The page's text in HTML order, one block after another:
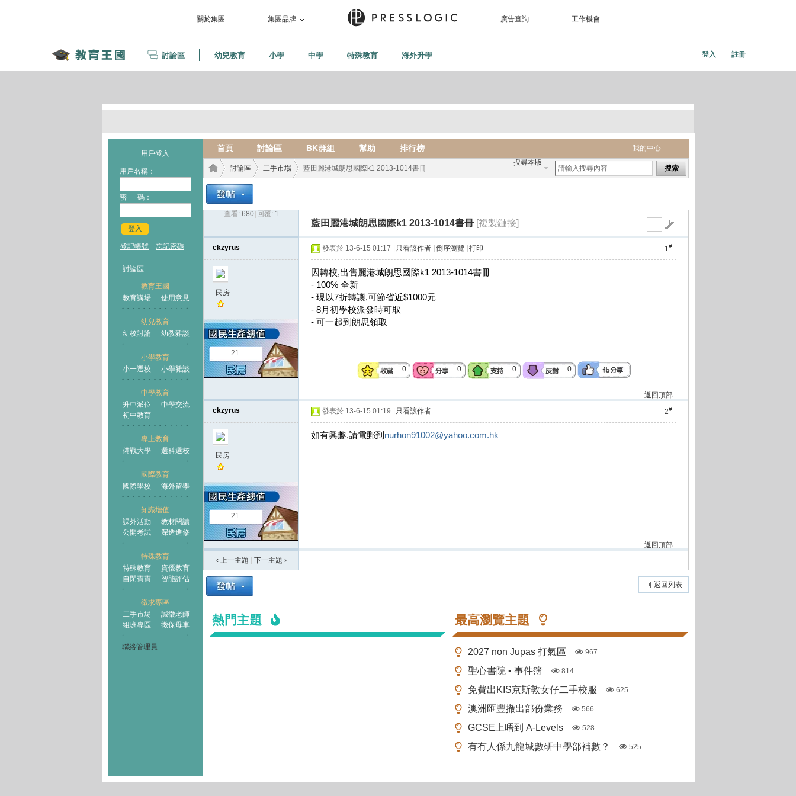
關於集團 集團品牌 廣告查詢 工作機會
討論區 幼兒教育 小學 中學 特殊教育 海外升學 登入 註冊
用戶登入
用戶名稱：
密 碼：
登入
登記帳號 忘記密碼
討論區
教育王國
教育講場
使用意見
幼兒教育
幼校討論
幼教雜談
小學教育
小一選校
小學雜談
中學教育
升中派位
中學交流
初中教育
專上教育
備戰大學
選科選校
國際教育
國際學校
海外留學
知識增值
課外活動
教材閱讀
公開考試
深造進修
特殊教育
特殊教育
資優教育
自閉寶寶
智能評估
徵求專區
二手市場
誠徵老師
組班專區
徵保母車
聯絡管理員
我的中心
首頁 討論區 BK群組 幫助 排行榜
搜尋本版
搜索
王國
討論區
›
二手市場 藍田麗港城朗思國際k1 2013-1014書冊
查看: 680 回覆: 1
藍田麗港城朗思國際k1 2013-1014書冊 [複製鏈接]
ckzyrus
民房
21
1#
發表於 13-6-15 01:17 只看該作者 倒序瀏覽 打印
因轉校,出售麗港城朗思國際k1 2013-1014書冊
- 100% 全新
- 現以7折轉讓,可節省近$1000元
- 8月初學校派發時可取
- 可一起到朗思領取
0 0 0 0
返回頂部
ckzyrus
民房
21
2#
發表於 13-6-15 01:19 只看該作者
如有興趣,請電郵到 nurhon91002@yahoo.com.hk
返回頂部
‹ 上一主題
下一主題 ›
返回列表
熱門主題 最高瀏覽主題
2027 non Jupas 打氣區 967
聖心書院 • 事件簿 814
免費出KIS京斯敦女仔二手校服 625
澳洲匯豐撤出部份業務 566
GCSE上唔到 A-Levels 528
有冇人係九龍城數研中學部補數？ 525